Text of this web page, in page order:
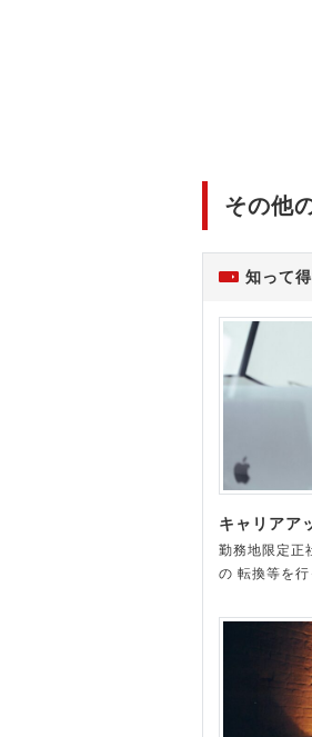
その他
知って
キャリアア
勤務地限定正
の 転換等を